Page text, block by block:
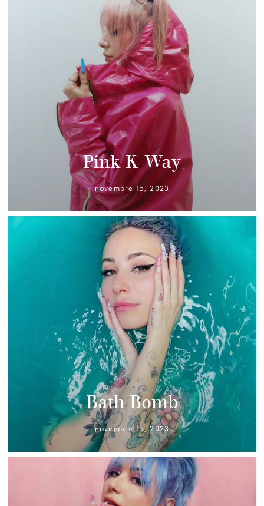
Pink K-Way
novembre 15, 2023
Bath Bomb
novembre 15, 2023